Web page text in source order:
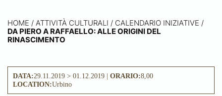
HOME / ATTIVITÀ CULTURALI / CALENDARIO INIZIATIVE /
DA PIERO A RAFFAELLO: ALLE ORIGINI DEL
RINASCIMENTO
DATA:29.11.2019 > 01.12.2019 | ORARIO:8,00
LOCATION:Urbino